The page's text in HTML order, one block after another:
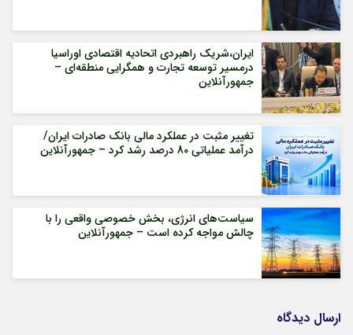
ایران،شریک راهبردی اتحادیه اقتصادی اوراسیا
درمسیر توسعه تجارت و همگرایی منطقه‌ای –
جمهورآنلاین
تغییر مثبت در عملکرد مالی بانک صادرات ایران/
درآمد عملیاتی 80 درصد رشد کرد – جمهورآنلاین
سیاست‌های انرژی، بخش خصوصی واقعی را با
چالش مواجه کرده است – جمهورآنلاین
ارسال دیدگاه